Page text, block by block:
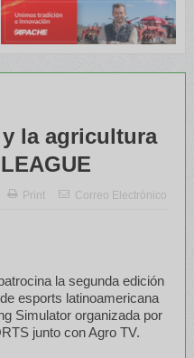
la agricultura
Print Correo Electrónico
la segunda edición
esports latinoamericana
Simulator organizada por
junto con Agro TV.